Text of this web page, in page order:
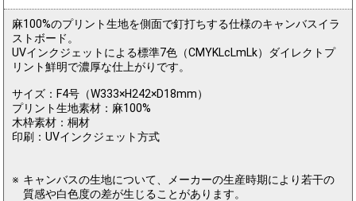
麻100%のプリント生地を側面で釘打ちする仕様のキャンバスイラ
ストボード。
UVインクジェットによる標準7色（CMYKLcLmLk）ダイレクトプ
リント鮮明で濃厚な仕上がりです。
サイズ：F4号（W333×H242×D18mm）
プリント生地素材：麻100%
木枠素材：桐材
印刷：UVインクジェット方式
キャンバスの生地について、メーカーの生産時期により若干の
質感や白色度の差が生じることがあります。